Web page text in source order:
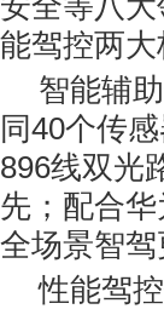
能驾控两大
智能辅
同40个传
896线双光
先；配合
全场景智驾
性能驾